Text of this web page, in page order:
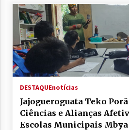
DESTAQUEnotícias
Jajogueroguata Teko
Ciências e Alianças
Escolas Municipais